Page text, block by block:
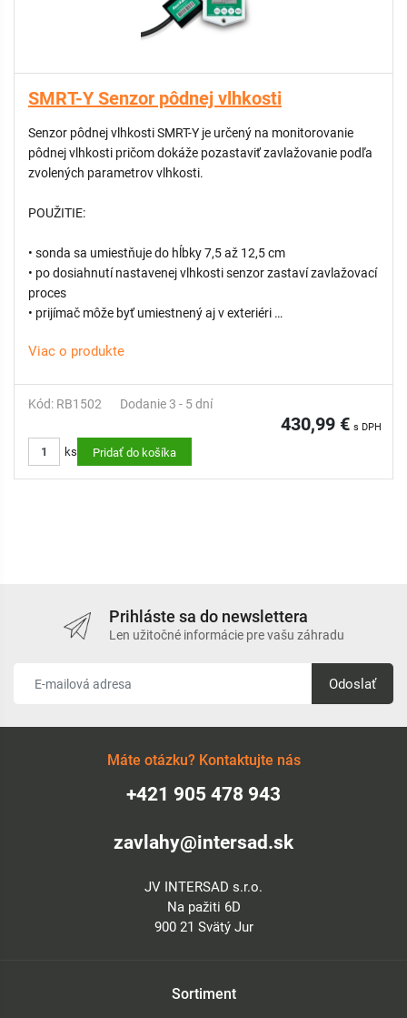
SMRT-Y Senzor pôdnej vlhkosti
Senzor pôdnej vlhkosti SMRT-Y je určený na monitorovanie
pôdnej vlhkosti pričom dokáže pozastaviť zavlažovanie podľa
zvolených parametrov vlhkosti.
POUŽITIE:
• sonda sa umiestňuje do hĺbky 7,5 až 12,5 cm
• po dosiahnutí nastavenej vlhkosti senzor zastaví zavlažovací
proces
• prijímač môže byť umiestnený aj v exteriéri
• senzor je kompatibilný s akoukoľvek riadiacou jednotkou
Viac o produkte
Kód: RB1502 Dodanie 3 - 5 dní
430,99 € s DPH
ks Pridať do košíka
Prihláste sa do newslettera
Len užitočné informácie pre vašu záhradu
Odoslať
Máte otázku? Kontaktujte nás
+421 905 478 943
zavlahy@intersad.sk
JV INTERSAD s.r.o.
Na pažiti 6D
900 21 Svätý Jur
Sortiment